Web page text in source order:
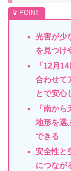
光害が少
を見つけ
「12月14
合わせて
とで安心
「南から
地形を選
できる
安全性と
につなが